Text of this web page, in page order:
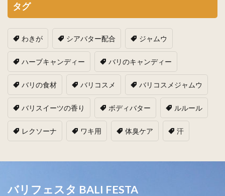
タグ
わきが シアバター配合 ジャムウ
ハーブキャンディー バリのキャンディー
バリの食材 バリコスメ バリコスメジャムウ
バリスイーツの香り ボディバター ルルール
レクソーナ ワキ用 体臭ケア 汗
バリフェスタ BALI FESTA